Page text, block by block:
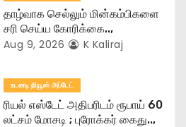
தாழ்வாக செல்லும் மின்கம்பிகளை
சரி செய்ய கோரிக்கை..,
Aug 9, 2026 K Kaliraj
உடனடி நியூஸ் அப்டேட்
ரியல் எஸ்டேட் அதிபரிடம் ரூபாய் 60
லட்சம் மோசடி ; புரோக்கர் கைது..,